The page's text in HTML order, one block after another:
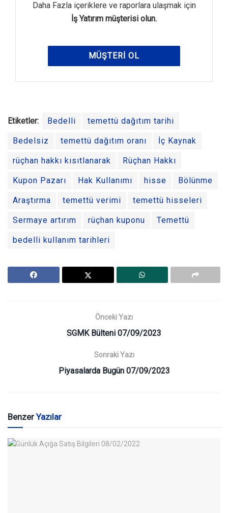
Daha Fazla içeriklere ve raporlara ulaşmak için
İş Yatırım müşterisi olun.
MÜŞTERI OL
Etiketler: Bedelli temettü dağıtım tarihi
Bedelsiz temettü dağıtım oranı İç Kaynak
rüçhan hakkı kısıtlanarak Rüçhan Hakkı
Kupon Pazarı Hak Kullanımı hisse Bölünme
Araştırma temettü verimi temettü hisseleri
Sermaye artırım rüçhan kuponu Temettü
bedelli kullanım tarihleri
Önceki Yazı
SGMK Bülteni 07/09/2023
Sonraki Yazı
Piyasalarda Bugün 07/09/2023
BenzerYazılar